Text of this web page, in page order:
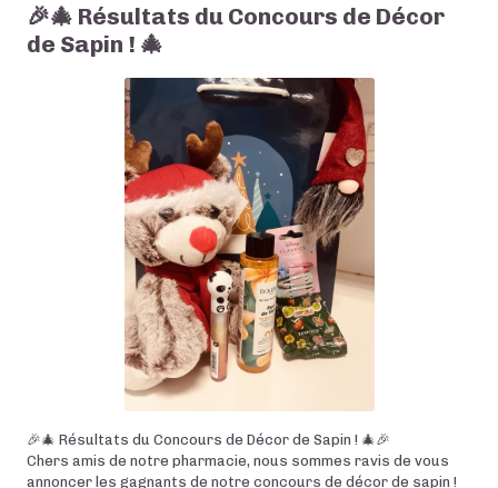
🎉🎄 Résultats du Concours de Décor
de Sapin ! 🎄
🎉🎄 Résultats du Concours de Décor de Sapin ! 🎄🎉
Chers amis de notre pharmacie, nous sommes ravis de vous
annoncer les gagnants de notre concours de décor de sapin !